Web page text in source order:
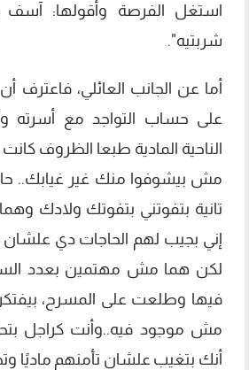
استغل الفرصة وأقولها: آسف
شربتيه".
أما عن الجانب العائلي، فاعترف
على حساب التواجد مع أسرته
الناحية المادية طبعا الظروف
مش بيشوفوا منك غير غيابك..
تانية بتفوتني بتفوتك ولادك
إني بجيب لهم الحاجات دي علشان
لكن هما مش مهتمين بعدد
فيها وطلعت على المسرح،
مش موجود فيه..وأنت كراجل
أنك بتغيب علشان تأمنهم ماديًا